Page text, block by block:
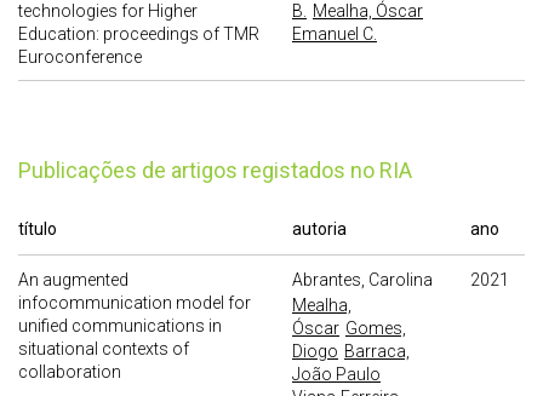
technologies for Higher
Education: proceedings of TMR
Euroconference
B.
Mealha, Óscar
Emanuel C.
publicações de artigos registados no RIA
título autoria ano
An augmented
infocommunication model for
unified communications in
situational contexts of
collaboration
Abrantes, Carolina
Mealha,
Óscar Gomes,
Diogo Barraca,
João Paulo
2021